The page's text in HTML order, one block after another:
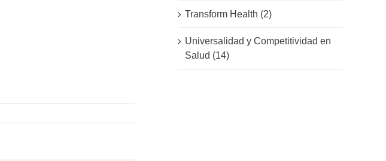
Transform Health (2)
Universalidad y Competitividad en
Salud (14)